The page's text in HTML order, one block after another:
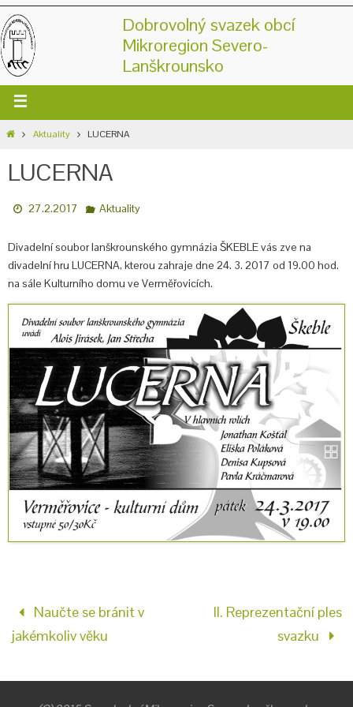
Dobrovolný svazek obcí
Mikroregion Severo-
Lanškrounsko
Aktuality LUCERNA
LUCERNA
27.2.2017 Aktuality
Divadelní soubor lanškrounského gymnázia ŠKEBLE vás zve na
divadelní hru LUCERNA, kterou zahraje dne 24. 3. 2017 od 19.00 hod.
na sále Kulturního domu ve Verměřovicích.
Naučte se bránit v
jakémkoliv věku
II. Reprezentační ples
svazku